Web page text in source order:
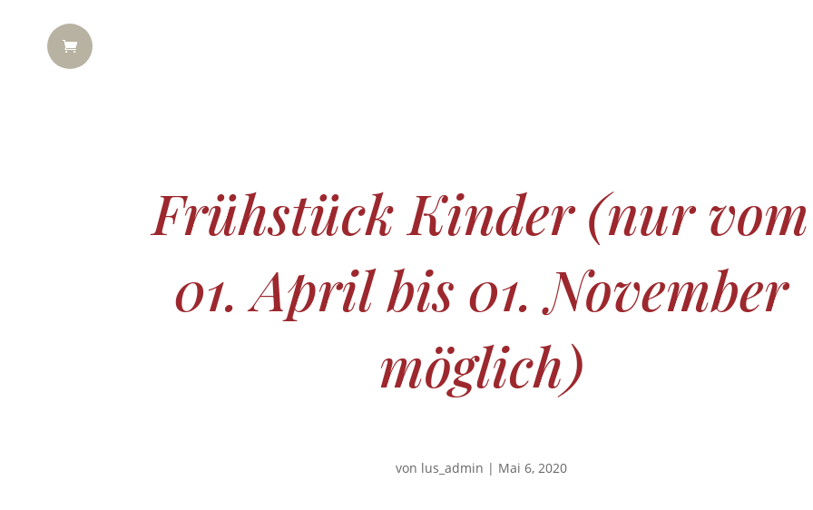
Frühstück Kinder (nur vom
01. April bis 01. November
möglich)
von lus_admin | Mai 6, 2020